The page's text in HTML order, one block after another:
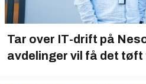
Tar over IT-drift på
avdelinger vil få det tøft